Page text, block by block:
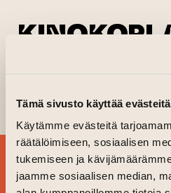
Tämä sivusto käyttää evästeitä
Käytämme evästeitä
räätälöimiseen, sosiaalisen
tukemiseen ja
jaamme sosiaalisen median,
KAPINA
TILAA